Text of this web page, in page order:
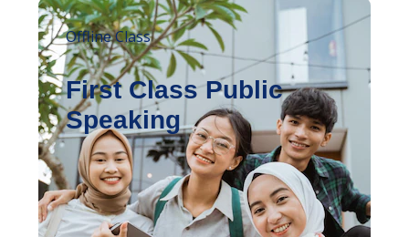
Offline Class
First Class Public
Speaking